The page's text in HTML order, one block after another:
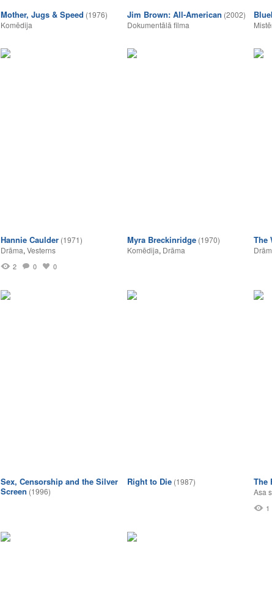
Mother, Jugs & Speed (1976)
Komēdija
Jim Brown: All-American (2002)
Dokumentālā filma
Hannie Caulder (1971)
Drāma, Vesterns
2 0 0
Myra Breckinridge (1970)
Komēdija, Drāma
The
Sex, Censorship and the Silver
Screen (1996)
Right to Die (1987) The
Asa
1